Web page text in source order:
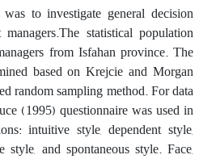
to investigate general decision
The statistical population
from Isfahan province. The
based on Krejcie and Morgan
random sampling method. For data
(1995) questionnaire was used in
intuitive style, dependent style,
style, and spontaneous style. Face,